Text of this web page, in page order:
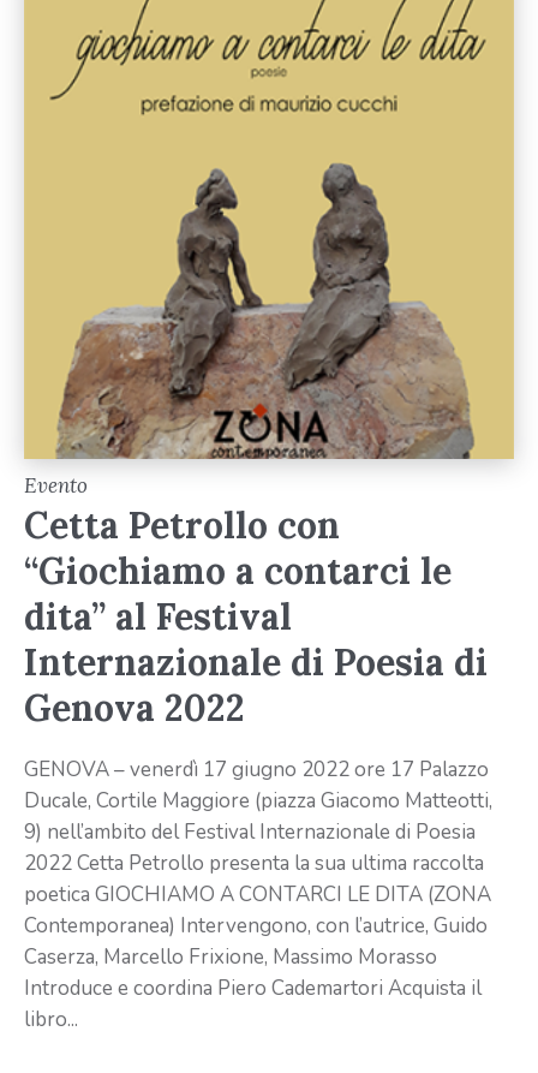
Evento
Cetta Petrollo con
“Giochiamo a contarci le
dita” al Festival
Internazionale di Poesia di
Genova 2022
GENOVA – venerdì 17 giugno 2022 ore 17 Palazzo
Ducale, Cortile Maggiore (piazza Giacomo Matteotti,
9) nell’ambito del Festival Internazionale di Poesia
2022 Cetta Petrollo presenta la sua ultima raccolta
poetica GIOCHIAMO A CONTARCI LE DITA (ZONA
Contemporanea) Intervengono, con l’autrice, Guido
Caserza, Marcello Frixione, Massimo Morasso
Introduce e coordina Piero Cademartori Acquista il
libro...